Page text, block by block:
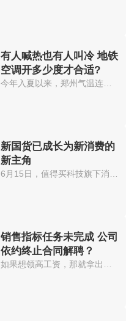
有人喊热也有人叫冷 地铁
空调开多少度才合适?
今年入夏以来，郑州气温连续多日...
新国货已成长为新消费的
新主角
销售指标任务未完成 公司
依约终止合同解聘？